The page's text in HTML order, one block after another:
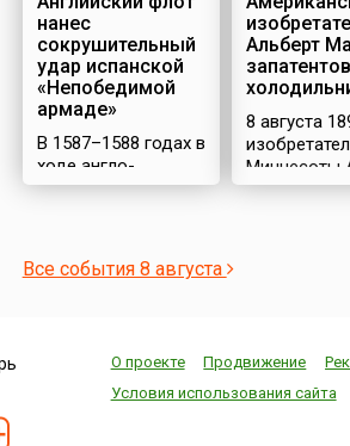
нанес
сокрушительный
удар испанской
«Непобедимой
армаде»
В 1587–1588 годах в
ходе англо-
испанской войны
«Непобедимую
армаду» для
операция была
задумана
Альберт
8 августа
Миннесоты
Маршалл
льда.
домашние
Все события 8 августа
О проекте Продвижение
Условия использования сайта